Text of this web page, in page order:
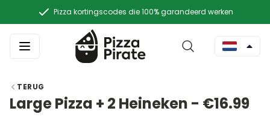
Pizza kortingscodes die 100% garandeerd werken
TERUG
Large Pizza + 2 Heineken - €16.99